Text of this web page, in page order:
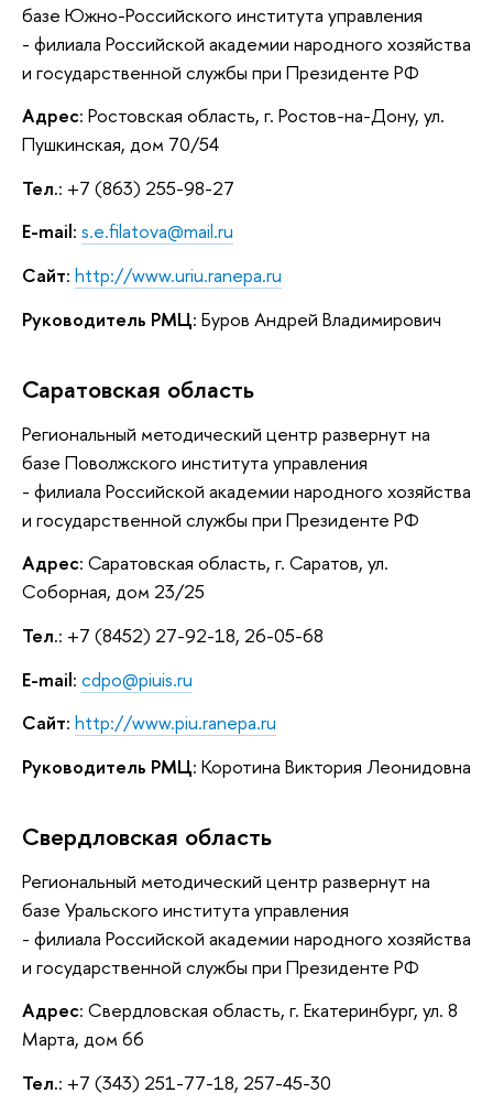
базе Южно-Российского института управления
- филиала Российской академии народного хозяйства
и государственной службы при Президенте РФ
Адрес: Ростовская область, г. Ростов-на-Дону, ул.
Пушкинская, дом 70/54
Тел.: +7 (863) 255-98-27
E-mail: s.e.filatova@mail.ru
Сайт: http://www.uriu.ranepa.ru
Руководитель РМЦ: Буров Андрей Владимирович
Саратовская область
Региональный методический центр развернут на
базе Поволжского института управления
- филиала Российской академии народного хозяйства
и государственной службы при Президенте РФ
Адрес: Саратовская область, г. Саратов, ул.
Соборная, дом 23/25
Тел.: +7 (8452) 27-92-18, 26-05-68
E-mail: cdpo@piuis.ru
Сайт: http://www.piu.ranepa.ru
Руководитель РМЦ: Коротина Виктория Леонидовна
Свердловская область
Региональный методический центр развернут на
базе Уральского института управления
- филиала Российской академии народного хозяйства
и государственной службы при Президенте РФ
Адрес: Свердловская область, г. Екатеринбург, ул. 8
Марта, дом 66
Тел.: +7 (343) 251-77-18, 257-45-30